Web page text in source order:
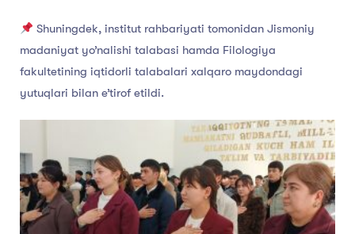
Shuningdek, institut rahbariyati tomonidan Jismoniy
madaniyat yo’nalishi talabasi hamda Filologiya
fakultetining iqtidorli talabalari xalqaro maydondagi
yutuqlari bilan e’tirof etildi.